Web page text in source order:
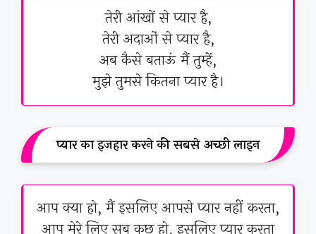
तेरी आंखों से प्यार है,
तेरी अदाओं से प्यार है,
अब कैसे बताऊं मैं तुम्हें,
मुझे तुमसे कितना प्यार है।
प्यार का इजहार करने की सबसे अच्छी लाइन
आप क्या हो, मैं इसलिए आपसे प्यार नहीं करता,
आप मेरे लिए सब कुछ हो, इसलिए प्यार करता